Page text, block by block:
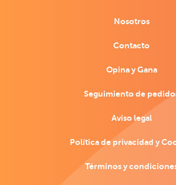
Nosotros
Contacto
Opina y Gana
Seguimiento de
Aviso legal
Política de privacidad y
Términos y